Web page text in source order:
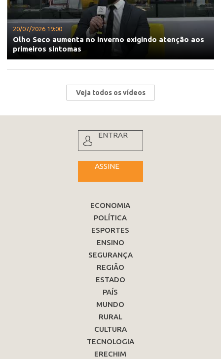
20/07/2026 19:00
Olho Seco aumenta no inverno exigindo atenção aos
primeiros sintomas
Veja todos os vídeos
ENTRAR
ASSINE
ECONOMIA
POLÍTICA
ESPORTES
ENSINO
SEGURANÇA
REGIÃO
ESTADO
PAÍS
MUNDO
RURAL
CULTURA
TECNOLOGIA
ERECHIM